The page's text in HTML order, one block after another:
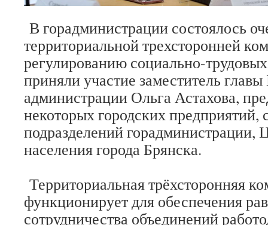
В горадминистрации состоялось
территориальной трехсторонней
регулированию социально-
приняли участие заместитель
администрации Ольга Астахова,
некоторых городских предприятий,
подразделений горадминистрации,
населения города Брянска.
Территориальная трёхсторонняя
функционирует для обеспечения
сотрудничества объединений